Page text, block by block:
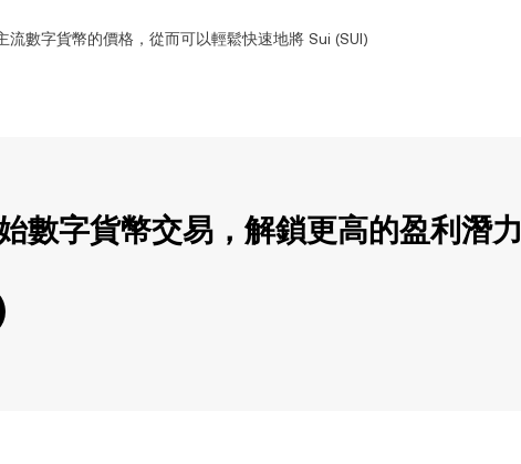
流數字貨幣的價格，從而可以輕鬆快速地將 Sui (SUI)
數字貨幣交易，解鎖更高的盈利潛力